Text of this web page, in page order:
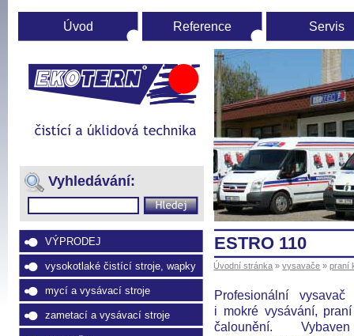
Úvodní
stránka
(Přejít
navigaci)
ESTRO 110
Profesionální
i mokré vysávání,
čalounění.
Vyhledávání:
VÝPRODEJ
vysokotlaké čistící stroje, wapky
mycí a vysávací stroje
zametací a vysávací stroje
Úvod Reference Servis
Úvodní stránka »vysavače »praní